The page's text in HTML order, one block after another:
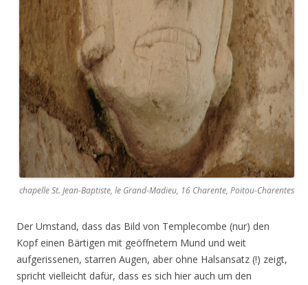
chapelle St. Jean-Baptiste, le Grand-Madieu, 16 Charente, Poitou-Charentes
Der Umstand, dass das Bild von Templecombe (nur) den
Kopf einen Bärtigen mit geöffnetem Mund und weit
aufgerissenen, starren Augen, aber ohne Halsansatz (!) zeigt,
spricht vielleicht dafür, dass es sich hier auch um den